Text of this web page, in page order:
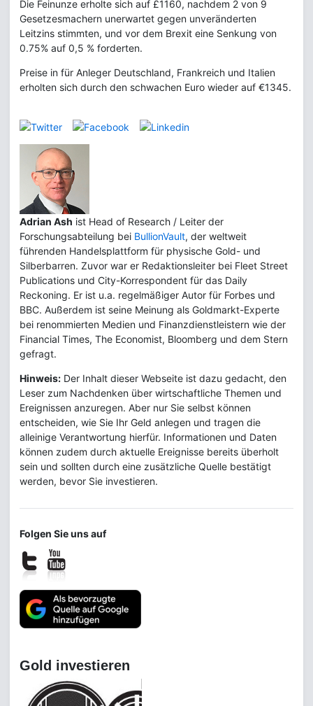
Die Feinunze erholte sich auf £1160, nachdem 2 von 9
Gesetzesmachern unerwartet gegen unveränderten
Leitzins stimmten, und vor dem Brexit eine Senkung von
0.75% auf 0,5 % forderten.
Preise in für Anleger Deutschland, Frankreich und Italien
erholten sich durch den schwachen Euro wieder auf €1345.
Adrian Ash ist Head of Research / Leiter der
Forschungsabteilung bei BullionVault, der weltweit
führenden Handelsplattform für physische Gold- und
Silberbarren. Zuvor war er Redaktionsleiter bei Fleet Street
Publications und City-Korrespondent für das Daily
Reckoning. Er ist u.a. regelmäßiger Autor für Forbes und
BBC. Außerdem ist seine Meinung als Goldmarkt-Experte
bei renommierten Medien und Finanzdienstleistern wie der
Financial Times, The Economist, Bloomberg und dem Stern
gefragt.
Hinweis: Der Inhalt dieser Webseite ist dazu gedacht, den
Leser zum Nachdenken über wirtschaftliche Themen und
Ereignissen anzuregen. Aber nur Sie selbst können
entscheiden, wie Sie Ihr Geld anlegen und tragen die
alleinige Verantwortung hierfür. Informationen und Daten
können zudem durch aktuelle Ereignisse bereits überholt
sein und sollten durch eine zusätzliche Quelle bestätigt
werden, bevor Sie investieren.
Folgen Sie uns auf
Gold investieren